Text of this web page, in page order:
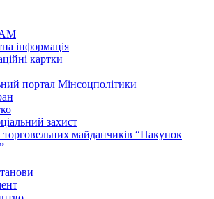
інформація
картки
портал Мінсоцполітики
захист
торговельних майданчиків “Пакунок